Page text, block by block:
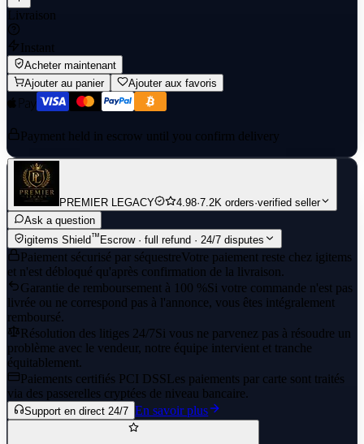
Livraison
Instant
Acheter maintenant
Ajouter au panier
Ajouter aux favoris
Payment held in escrow until you confirm delivery
PREMIER LEGACY 4.98·7.2K orders·verified seller
Ask a question
igitems Shield™ Escrow · full refund · 24/7 disputes
Paiement sécurisé par séquestreVotre paiement reste chez igitems
et n'est débloqué qu'après confirmation de la livraison.
Garantie de remboursement à 100 %Si votre commande n'est pas
livrée ou ne correspond pas à l'annonce, vous êtes intégralement
remboursé.
Résolution des litiges 24/7Si vous ne parvenez pas à résoudre un
problème avec le vendeur, notre équipe intervient et tranche
équitablement.
Paiements certifiés PCI DSSLes paiements par carte sont traités
via des passerelles cryptées de niveau bancaire.
Support en direct 24/7 En savoir plus